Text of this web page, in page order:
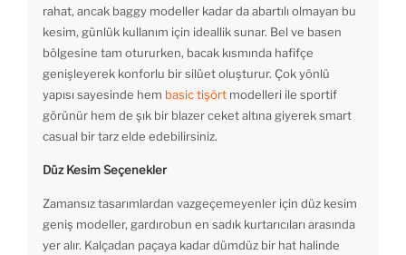
rahat, ancak baggy modeller kadar da abartılı olmayan bu
kesim, günlük kullanım için ideallik sunar. Bel ve basen
bölgesine tam otururken, bacak kısmında hafifçe
genişleyerek konforlu bir silüet oluşturur. Çok yönlü
yapısı sayesinde hem basic tişört modelleri ile sportif
görünür hem de şık bir blazer ceket altına giyerek smart
casual bir tarz elde edebilirsiniz.
Düz Kesim Seçenekler
Zamansız tasarımlardan vazgeçemeyenler için düz kesim
geniş modeller, gardırobun en sadık kurtarıcıları arasında
yer alır. Kalçadan paçaya kadar dümdüz bir hat halinde